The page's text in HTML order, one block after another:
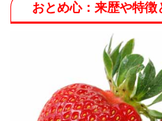
おとめ心：来歴や特徴